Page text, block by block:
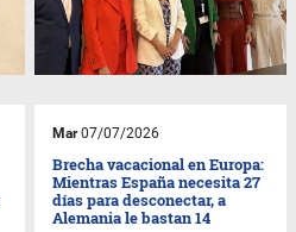
Mar07/07/2026
Brecha vacacional en Europa:
Mientras España necesita 27
días para desconectar, a
Alemania le bastan 14